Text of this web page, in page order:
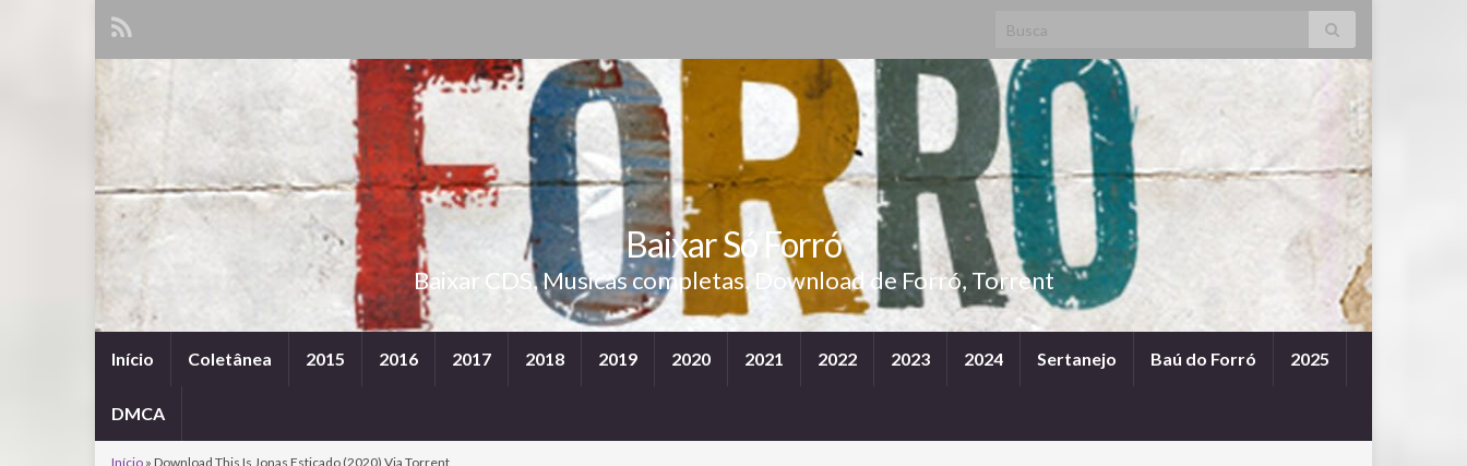
Search for:
Baixar Só Forró
Baixar CDS, Musicas completas, Download de Forró, Torrent
Início Coletânea 2015 2016 2017 2018 2019 2020 2021 2022 2023 2024 Sertanejo Baú do Forró 2025
DMCA
Início » Download This Is Jonas Esticado (2020) Via Torrent